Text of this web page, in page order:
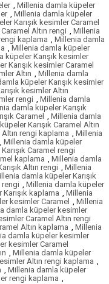
, Millenia damla küpeler
, Millenia damla küpeler
Karışık kesimler Caramel
Altın rengi , Millenia
kaplama , Millenia damla
, Millenia damla küpeler
küpeler Karışık kesimler
Karışık kesimler Caramel
Altın , Millenia damla
küpeler Karışık kesimler
kesimler Altın
rengi , Millenia damla
damla küpeler Karışık
Caramel , Millenia damla
Karışık Caramel Altın
rengi kaplama , Millenia
, Millenia damla küpeler
Caramel rengi
kaplama , Millenia damla
Altın rengi , Millenia
damla küpeler Karışık
rengi , Millenia damla küpeler
kaplama , Millenia
kesimler Caramel , Millenia
damla küpeler kesimler
Caramel Altın rengi
Altın kaplama , Millenia
damla küpeler kesimler
kesimler Caramel
, Millenia damla küpeler
Altın rengi kaplama ,
, Millenia damla küpeler
rengi kaplama ,